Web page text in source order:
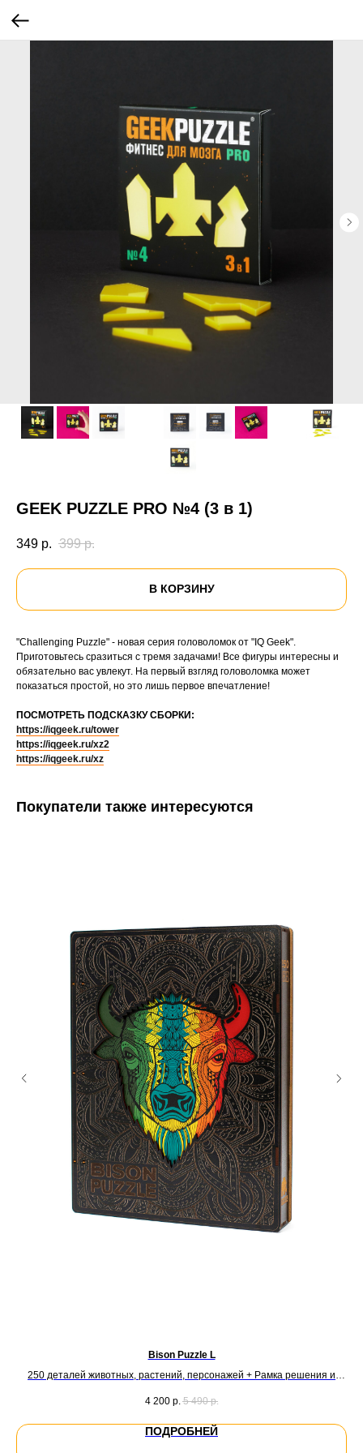
GEEK PUZZLE PRO №4 (3 в 1)
349 р. 399 р.
В КОРЗИНУ
"Challenging Puzzle" - новая серия головоломок от "IQ Geek".
Приготовьтесь сразиться с тремя задачами! Все фигуры интересны и
обязательно вас увлекут. На первый взгляд головоломка может
показаться простой, но это лишь первое впечатление!
ПОСМОТРЕТЬ ПОДСКАЗКУ СБОРКИ:
https://iqgeek.ru/tower
https://iqgeek.ru/xz2
https://iqgeek.ru/xz
Покупатели также интересуются
Bison Puzzle L
250 деталей животных, растений, персонажей + Рамка решения и
4 200 р. 5 490 р.
ПОДРОБНЕЙ